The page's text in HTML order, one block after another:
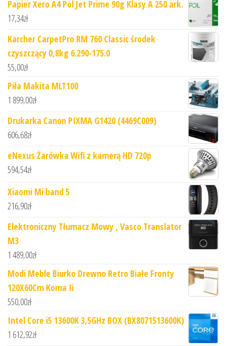
Papier Xero A4 Pol Jet Prime 90g Klasy A 250 ark.
17,34zł
Karcher CarpetPro RM 760 Classic środek
czyszczący 0,8kg 6.290-175.0
55,00zł
Piła Makita MLT100
1 899,00zł
Drukarka Canon PIXMA G1420 (4469C009)
606,68zł
eNexus Żarówka Wifi z kamerą HD 720p
594,54zł
Xiaomi Mi band 5
216,90zł
Elektroniczny Tłumacz Mowy , Vasco Translator
M3
1 489,00zł
Modi Meble Biurko Drewno Retro Białe Fronty
120X60Cm Koma Ii
550,00zł
Intel Core i5 13600K 3,5GHz BOX (BX8071513600K)
1 612,92zł